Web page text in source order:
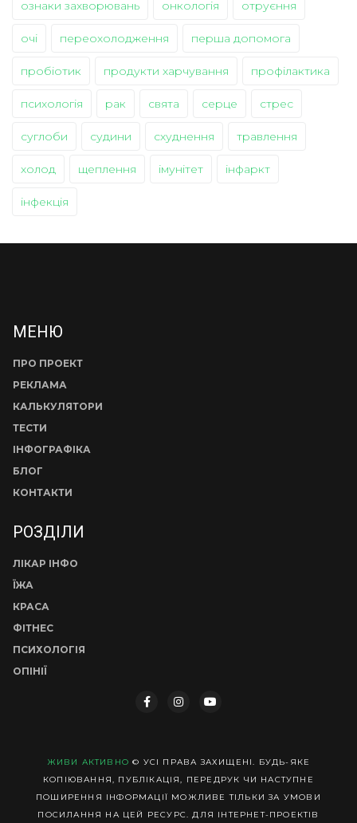
ознаки захворювань онкологія отруєння
очі переохолодження перша допомога
пробіотик продукти харчування профілактика
психологія рак свята серце стрес
суглоби судини схуднення травлення
холод щеплення імунітет інфаркт
інфекція
МЕНЮ
ПРО ПРОЕКТ
РЕКЛАМА
КАЛЬКУЛЯТОРИ
ТЕСТИ
ІНФОГРАФІКА
БЛОГ
КОНТАКТИ
РОЗДІЛИ
ЛІКАР ІНФО
ЇЖА
КРАСА
ФІТНЕС
ПСИХОЛОГІЯ
ОПІНІЇ
ЖИВИ АКТИВНО © УСІ ПРАВА ЗАХИЩЕНІ. БУДЬ-ЯКЕ
КОПІЮВАННЯ, ПУБЛІКАЦІЯ, ПЕРЕДРУК ЧИ НАСТУПНЕ
ПОШИРЕННЯ ІНФОРМАЦІЇ МОЖЛИВЕ ТІЛЬКИ ЗА УМОВИ
ПОСИЛАННЯ НА ЦЕЙ РЕСУРС. ДЛЯ ІНТЕРНЕТ-ПРОЕКТІВ